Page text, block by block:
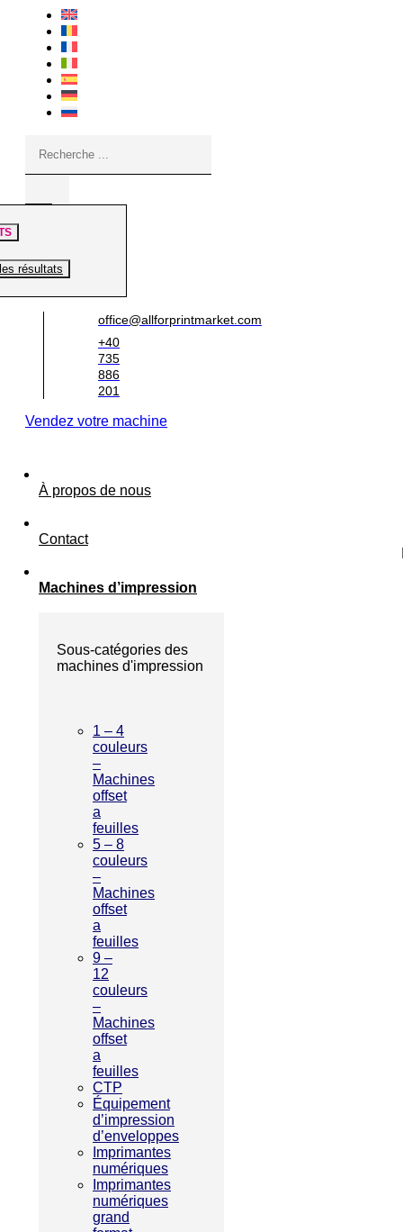
résultats
office@allforprintmarket.com
+40
735
886
201
Vendez votre machine
À propos de nous
Contact
Machines d’impression
Sous-catégories des
machines d'impression
1 – 4
couleurs
–
Machines
offset
a
feuilles
5 – 8
couleurs
–
Machines
offset
a
feuilles
9 –
12
couleurs
–
Machines
offset
a
feuilles
CTP
Équipement
d’impression
d’enveloppes
Imprimantes
numériques
Imprimantes
numériques
grand